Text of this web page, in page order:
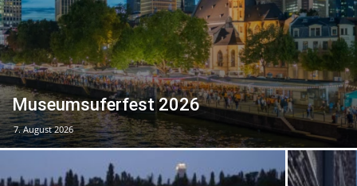
Museumsuferfest 2026
7. August 2026